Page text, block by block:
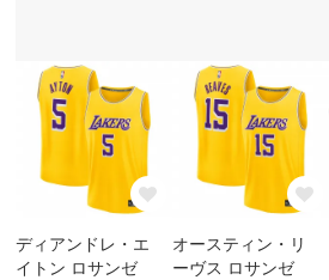
ディアンドレ・エ
イトン ロサンゼ
オースティン・リ
ーヴス ロサンゼ